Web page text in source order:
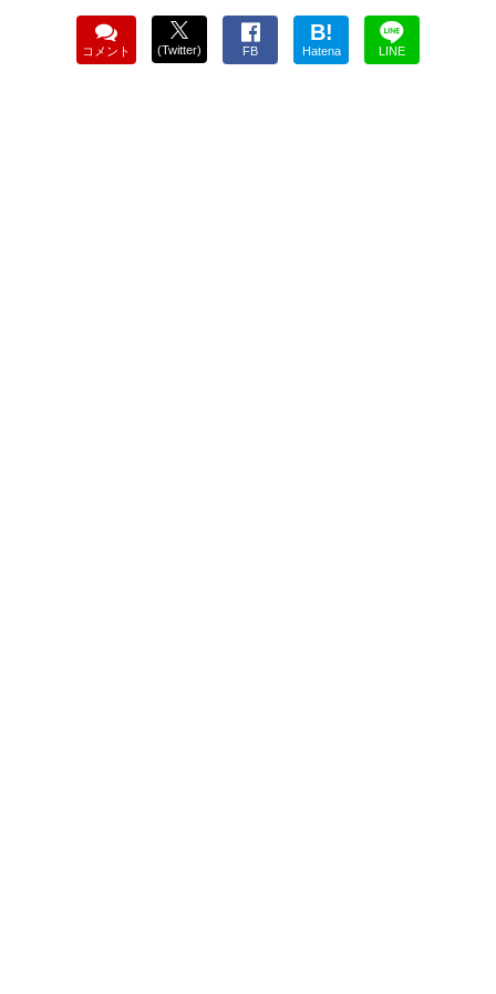
コメント (Twitter) FB
B!
Hatena LINE